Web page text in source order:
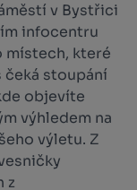
v Bystřici
infocentru
místech, které
čeká stoupání
objevíte
výhledem na
výletu. Z
z